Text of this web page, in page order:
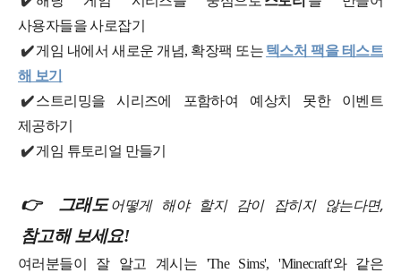
사용자들을 사로잡기
✔️ 게임 내에서 새로운 개념, 확장팩 또는 텍스처 팩을 테스트
해 보기
✔️ 스트리밍을 시리즈에 포함하여 예상치 못한 이벤트
제공하기
✔️ 게임 튜토리얼 만들기
👉 그래도 어떻게 해야 할지 감이 잡히지 않는다면,
참고해 보세요!
여러분들이 잘 알고 계시는 'The Sims', 'Minecraft'와 같은